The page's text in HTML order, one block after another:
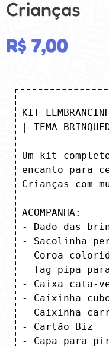
Crianças
R$ 7,00
KIT
| TEMA
Um kit
encanto para
Crianças com
ACOMPANHA:
- Dado das
- Sacolinha
- Coroa
- Tag pipa
- Caixa cata-
- Caixinha
- Caixinha
- Cartão Biz
- Capa para